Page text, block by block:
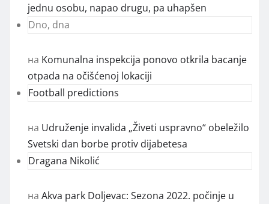
jednu osobu, napao drugu, pa uhapšen
Dno, dna
на Komunalna inspekcija ponovo otkrila bacanje
otpada na očišćenoj lokaciji
Football predictions
на Udruženje invalida „Živeti uspravno“ obeležilo
Svetski dan borbe protiv dijabetesa
Dragana Nikolić
на Akva park Doljevac: Sezona 2022. počinje u